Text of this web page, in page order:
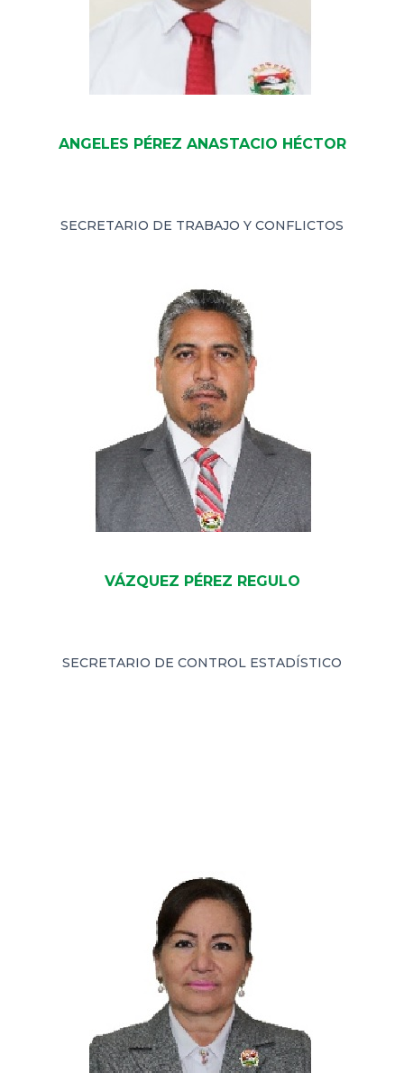
ANGELES PÉREZ ANASTACIO HÉCTOR
SECRETARIO DE TRABAJO Y CONFLICTOS
VÁZQUEZ PÉREZ REGULO
SECRETARIO DE CONTROL ESTADÍSTICO